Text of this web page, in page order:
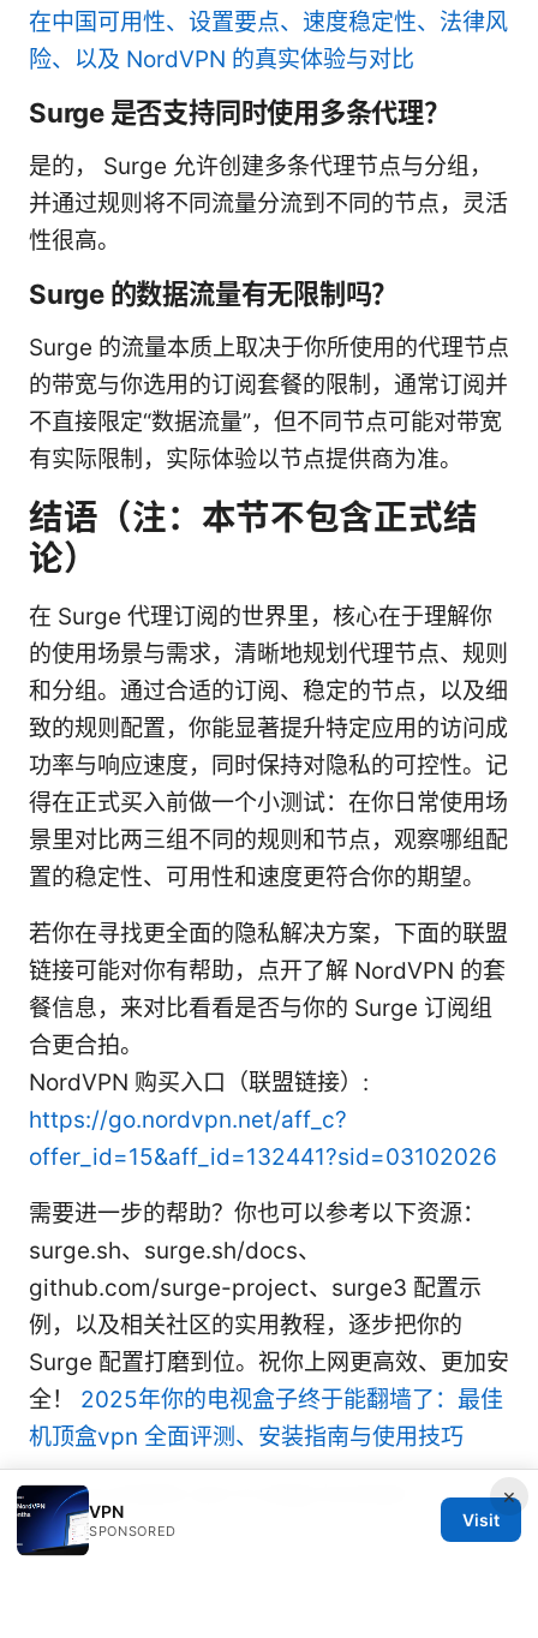
在中国可用性、设置要点、速度稳定性、法律风
险、以及 NordVPN 的真实体验与对比
Surge 是否支持同时使用多条代理？
是的， Surge 允许创建多条代理节点与分组，
并通过规则将不同流量分流到不同的节点，灵活
性很高。
Surge 的数据流量有无限制吗？
Surge 的流量本质上取决于你所使用的代理节点
的带宽与你选用的订阅套餐的限制，通常订阅并
不直接限定“数据流量”，但不同节点可能对带宽
有实际限制，实际体验以节点提供商为准。
结语（注：本节不包含正式结
论）
在 Surge 代理订阅的世界里，核心在于理解你
的使用场景与需求，清晰地规划代理节点、规则
和分组。通过合适的订阅、稳定的节点，以及细
致的规则配置，你能显著提升特定应用的访问成
功率与响应速度，同时保持对隐私的可控性。记
得在正式买入前做一个小测试：在你日常使用场
景里对比两三组不同的规则和节点，观察哪组配
置的稳定性、可用性和速度更符合你的期望。
若你在寻找更全面的隐私解决方案，下面的联盟
链接可能对你有帮助，点开了解 NordVPN 的套
餐信息，来对比看看是否与你的 Surge 订阅组
合更合拍。
NordVPN 购买入口（联盟链接）:
https://go.nordvpn.net/aff_c?
offer_id=15&aff_id=132441?sid=03102026
需要进一步的帮助？你也可以参考以下资源：
surge.sh、surge.sh/docs、
github.com/surge-project、surge3 配置示
例，以及相关社区的实用教程，逐步把你的
Surge 配置打磨到位。祝你上网更高效、更加安
全！ 2025年你的电视盒子终于能翻墙了：最佳
机顶盒vpn 全面评测、安装指南与使用技巧
How to enable vpn in edge browser ×
VPN
SPONSORED
Visit